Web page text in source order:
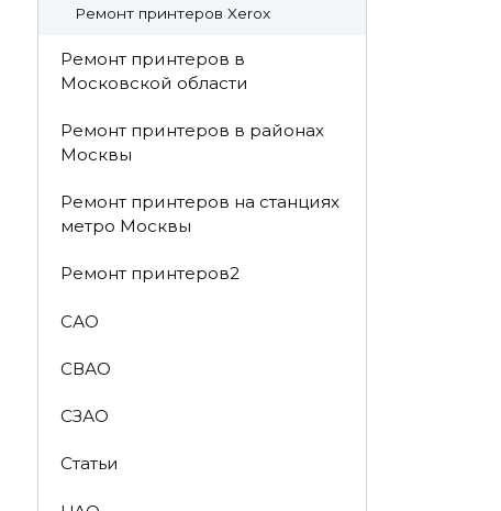
Ремонт принтеров Xerox
Ремонт принтеров в
Московской области
Ремонт принтеров в районах
Москвы
Ремонт принтеров на станциях
метро Москвы
Ремонт принтеров2
САО
СВАО
СЗАО
Статьи